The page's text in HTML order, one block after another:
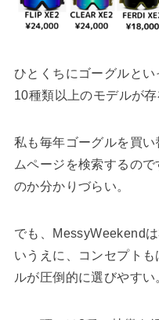
ひとくちにゴーグルと
10種類以上のモデルが存
私も毎年ゴーグルを買
ムページを検索するの
のか分かりづらい。
でも、MessyWeekend
いうえに、コンセプト
ルが圧倒的に選びやすい